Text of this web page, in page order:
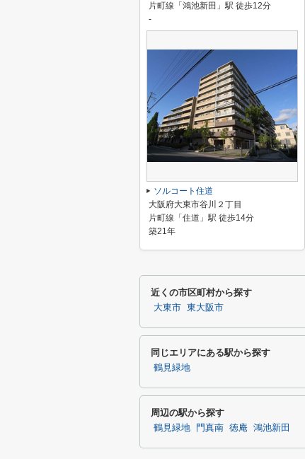
片町線「鴻池新田」駅 徒歩12分
-
ソルコート住道
大阪府大東市谷川２丁目
片町線「住道」駅 徒歩14分
築21年
近くの市区町村から探す
大東市 東大阪市
同じエリアにある駅から探す
鶴見緑地
周辺の駅から探す
鶴見緑地 門真南 徳庵 鴻池新田